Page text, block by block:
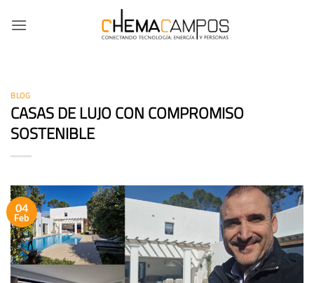
BLOG
CASAS DE LUJO CON COMPROMISO
SOSTENIBLE
04
Feb